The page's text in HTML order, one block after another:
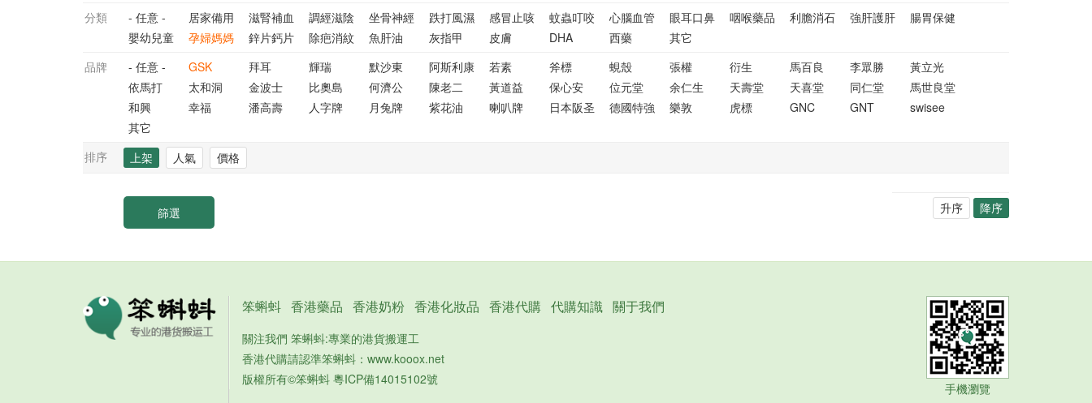
分類 - 任意 - 居家備用 滋腎補血 調經滋陰 坐骨神經 跌打風濕 感冒止咳 蚊蟲叮咬 心腦血管 眼耳口鼻 咽喉藥品 利膽消石 強肝護肝
腸胃保健
嬰幼兒童
孕婦媽媽 鋅片鈣片 除疤消紋 魚肝油 灰指甲 皮膚 DHA 西藥
其它
品牌
- 任意 - GSK 拜耳 輝瑞 默沙東 阿斯利康 若素 斧標 蜆殼 張權 衍生 馬百良 李眾勝
黃立光
依馬打
太和洞 金波士 比奧島 何濟公 陳老二 黃道益 保心安 位元堂 余仁生 天壽堂 天喜堂 同仁堂
馬世良堂
和興
幸福 潘高壽 人字牌 月兔牌 紫花油 喇叭牌 日本阪圣 德國特強 樂敦 虎標 GNC GNT
swisee
其它
排序
上架 人氣 價格
升序 降序
笨蝌蚪 香港藥品 香港奶粉 香港化妝品 香港代購 代購知識 關于我們
關注我們 笨蝌蚪:專業的港貨搬運工
香港代購請認準笨蝌蚪： www.kooox.net
版權所有©笨蝌蚪 粵ICP備14015102號
手機瀏覽